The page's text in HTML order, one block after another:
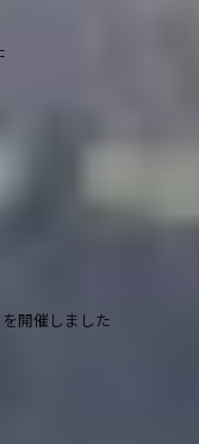
開催しました